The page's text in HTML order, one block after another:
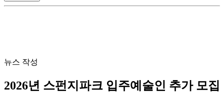
뉴스 작성
2026년 스펀지파크 입주예술인 추가 모집